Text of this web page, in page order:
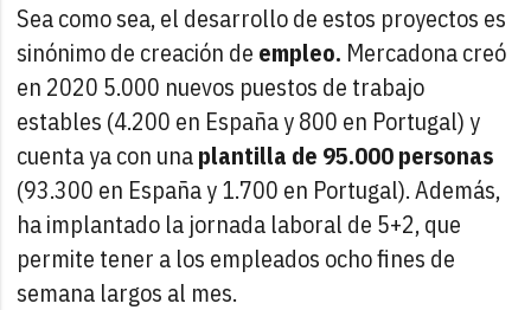
Sea como sea, el desarrollo de estos proyectos es
sinónimo de creación de empleo. Mercadona creó
en 2020 5.000 nuevos puestos de trabajo
estables (4.200 en España y 800 en Portugal) y
cuenta ya con unaplantilla de 95.000 personas
(93.300 en España y 1.700 en Portugal). Además,
ha implantado la jornada laboral de 5+2, que
permite tener a los empleados ocho fines de
semana largos al mes.